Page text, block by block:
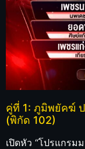
คู่ที่ 1: ภูมิพยัคฆ์
(พิกัด 102)
เปิดหัว “โปรแกรม